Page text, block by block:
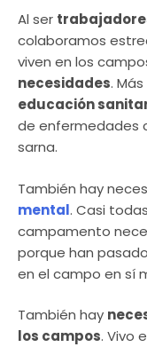
Al ser
colaboramos
viven en los
necesidades.
educación
de enfermedades
sarna.
También hay
mental. Casi
campamento
porque han
en el campo en sí
También hay
los campos. Vivo